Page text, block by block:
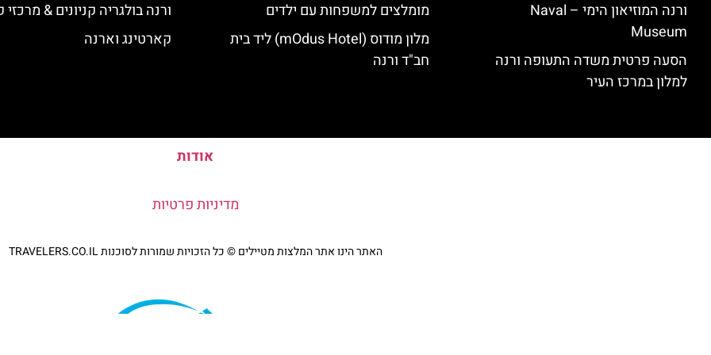
ורנה המוזיאון הימי – Naval
Museum
הסעה פרטית משדה התעופה ורנה
למלון במרכז העיר
מומלצים למשפחות עם ילדים
מלון מודוס (mOdus Hotel) ליד בית
חב"ד ורנה
ורנה בולגריה קניונים & מרכזי
קארטינג וארנה
אודות
מדיניות פרטיות
האתר הינו אתר המלצות מטיילים © כל הזכויות שמורות לסוכנות TRAVELERS.CO.IL